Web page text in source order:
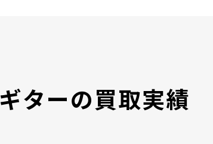
ギターの買取実績